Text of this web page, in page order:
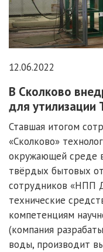
12.06.2022
В Сколково
для утилизации
Ставшая итогом
«Сколково»
окружающей среде
твёрдых бытовых
сотрудников «НПП
технические
компетенциям
(компания
воды, производит